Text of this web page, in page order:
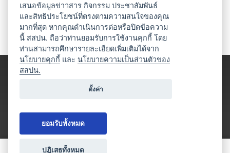
เสนอข้อมูลข่าวสาร กิจกรรม ประชาสัมพันธ์
และสิทธิประโยชน์ที่ตรงตามความสนใจของคุณ
มากที่สุด หากคุณดำเนินการต่อหรือปิดข้อความ
นี้ สสปน. ถือว่าท่านยอมรับการใช้งานคุกกี้ โดย
ท่านสามารถศึกษารายละเอียดเพิ่มเติมได้จาก
นโยบายคุกกี้ และนโยบายความเป็นส่วนตัวของ
สสปน.
ตั้งค่า
ยอมรับทั้งหมด
ปฎิเสธทั้งหมด